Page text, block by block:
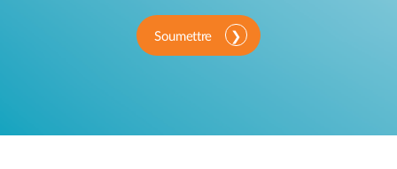
Soumettre